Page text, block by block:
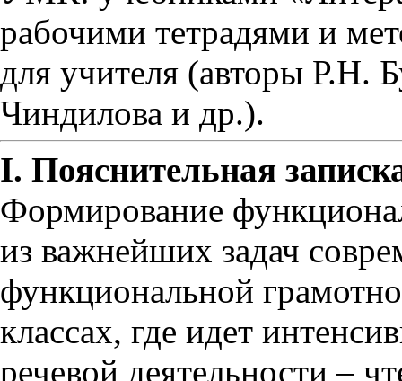
рабочими тетрадями и
для учителя (авторы Р.Н.
Чиндилова и др.).
I. Пояснительная
Формирование
из важнейших задач
функциональной
классах, где идет
речевой деятельности –